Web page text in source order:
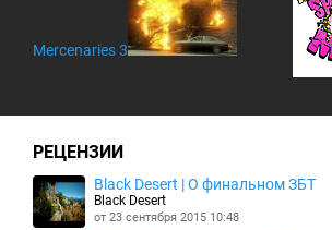
Mercenaries 3
РЕЦЕНЗИИ
Black Desert | О финальном ЗБТ
Black Desert
от 23 сентября 2015 10:48